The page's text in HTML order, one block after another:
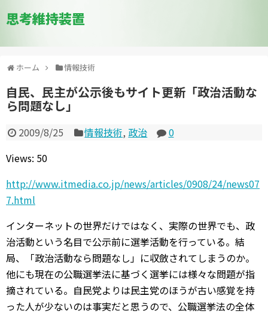
思考維持装置
ホーム 情報技術
自民、民主が公示後もサイト更新「政治活動な
ら問題なし」
2009/8/25 情報技術, 政治
0
Views: 50
http://www.itmedia.co.jp/news/articles/0908/24/news07
7.html
インターネットの世界だけではなく、実際の世界でも、政
治活動という名目で公示前に選挙活動を行っている。結
局、「政治活動なら問題なし」に収斂されてしまうのか。
他にも現在の公職選挙法に基づく選挙には様々な問題が指
摘されている。自民党よりは民主党のほうが古い感覚を持
った人が少ないのは事実だと思うので、公職選挙法の全体